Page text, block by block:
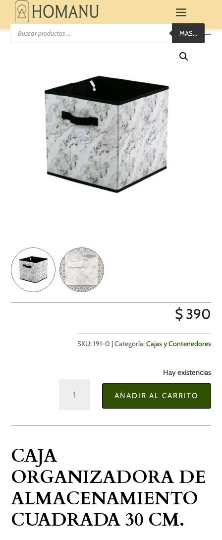
Búsqueda
productos
MAS...
$390
SKU:191-0 Categoría:Cajas y Contenedores
Hay existencias
Organizadora
Almacenamiento
cm.
cantidad
AÑADIR AL CARRITO
CAJA
ORGANIZADORA DE
ALMACENAMIENTO
CUADRADA 30 CM.